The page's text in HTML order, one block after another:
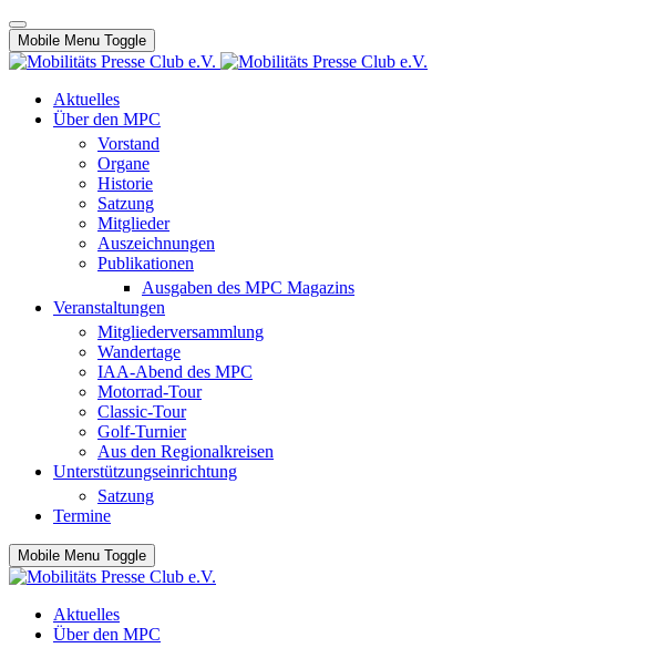
Mobile Menu Toggle
Aktuelles
Über den MPC
Vorstand
Organe
Historie
Satzung
Mitglieder
Auszeichnungen
Publikationen
Ausgaben des MPC Magazins
Veranstaltungen
Mitgliederversammlung
Wandertage
IAA-Abend des MPC
Motorrad-Tour
Classic-Tour
Golf-Turnier
Aus den Regionalkreisen
Unterstützungseinrichtung
Satzung
Termine
Mobile Menu Toggle
Aktuelles
Über den MPC